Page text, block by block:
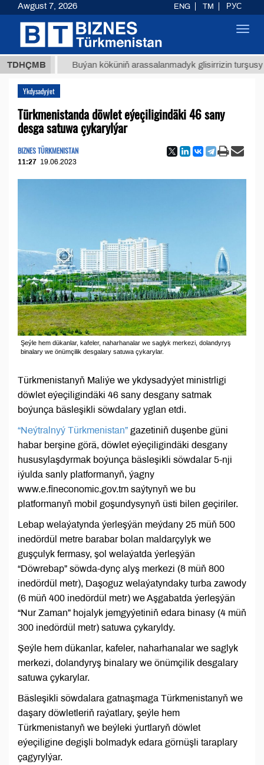
TDHÇMBBuýan köküniň arassalanmadyk glisirrizin turşusy (t.)
Ykdysadyýet
Türkmenistanda döwlet eýeçiligindäki 46 sany
desga satuwa çykarylýar
BIZNES TÜRKMENISTAN
11:27 19.06.2023
Şeýle hem dükanlar, kafeler, naharhanalar we saglyk merkezi, dolandyryş
binalary we önümçilik desgalary satuwa çykarylar.
Türkmenistanyň Maliýe we ykdysadyýet ministrligi
döwlet eýeçiligindäki 46 sany desgany satmak
boýunça bäsleşikli söwdalary yglan etdi.
“Neýtralnyý Türkmenistan” gazetiniň duşenbe güni
habar berşine görä, döwlet eýeçiligindäki desgany
hususylaşdyrmak boýunça bäsleşikli söwdalar 5-nji
iýulda sanly platformanyň, ýagny
www.е.fineconomic.gov.tm saýtynyň we bu
platformanyň mobil goşundysynyň üsti bilen geçiriler.
Lebap welaýatynda ýerleşýän meýdany 25 müň 500
inedördül metre barabar bolan maldarçylyk we
guşçulyk fermasy, şol welaýatda ýerleşýän
“Döwrebap” söwda-dynç alyş merkezi (8 müň 800
inedördül metr), Daşoguz welaýatyndaky turba zawody
(6 müň 400 inedördül metr) we Aşgabatda ýerleşýän
“Nur Zaman” hojalyk jemgyýetiniň edara binasy (4 müň
300 inedördül metr) satuwa çykaryldy.
Şeýle hem dükanlar, kafeler, naharhanalar we saglyk
merkezi, dolandyryş binalary we önümçilik desgalary
satuwa çykarylar.
Bäsleşikli söwdalara gatnaşmaga Türkmenistanyň we
daşary döwletleriň raýatlary, şeýle hem
Türkmenistanyň we beýleki ýurtlaryň döwlet
eýeçiligine degişli bolmadyk edara görnüşli taraplary
çagyrylýar.
Awgust 7, 2026 ENG TM РУС